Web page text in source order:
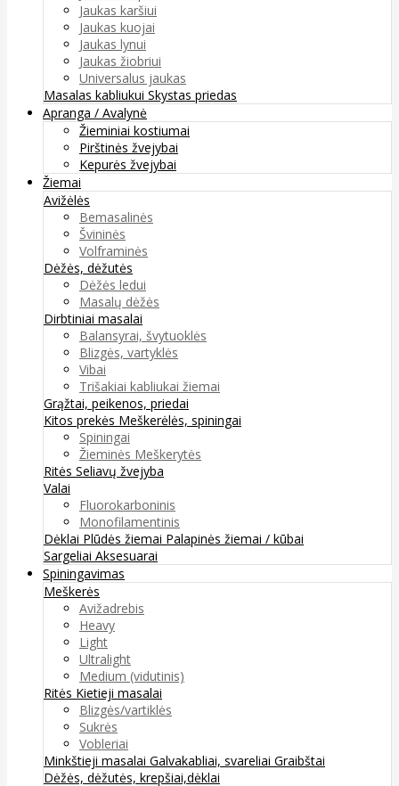
Jaukas karšiui
Jaukas kuojai
Jaukas lynui
Jaukas žiobriui
Universalus jaukas
Masalas kabliukui Skystas priedas
Apranga / Avalynė
Žieminiai kostiumai
Pirštinės žvejybai
Kepurės žvejybai
Žiemai
Avižėlės
Bemasalinės
Švininės
Volframinės
Dėžės, dėžutės
Dėžės ledui
Masalų dėžės
Dirbtiniai masalai
Balansyrai, švytuoklės
Blizgės, vartyklės
Vibai
Trišakiai kabliukai žiemai
Grąžtai, peikenos, priedai
Kitos prekės Meškerėlės, spiningai
Spiningai
Žieminės Meškerytės
Ritės Seliavų žvejyba
Valai
Fluorokarboninis
Monofilamentinis
Dėklai Plūdės žiemai Palapinės žiemai / kūbai
Sargeliai Aksesuarai
Spiningavimas
Meškerės
Avižadrebis
Heavy
Light
Ultralight
Medium (vidutinis)
Ritės Kietieji masalai
Blizgės/vartiklės
Sukrės
Vobleriai
Minkštieji masalai Galvakabliai, svareliai Graibštai
Dėžės, dėžutės, krepšiai,dėklai